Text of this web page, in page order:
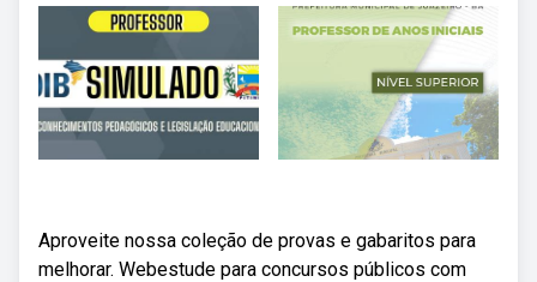
Aproveite nossa coleção de provas e gabaritos para
melhorar. Webestude para concursos públicos com